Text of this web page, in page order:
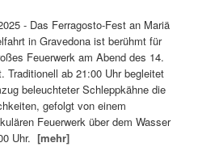
- Das Ferragosto-Fest an Mariä
in Gravedona ist berühmt für
Feuerwerk am Abend des 14.
Traditionell ab 21:00 Uhr begleitet
beleuchteter Schleppkähne die
gefolgt von einem
Feuerwerk über dem Wasser
Uhr.[mehr]